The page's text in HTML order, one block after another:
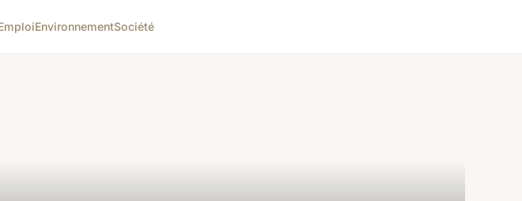
EnvironnementSociété